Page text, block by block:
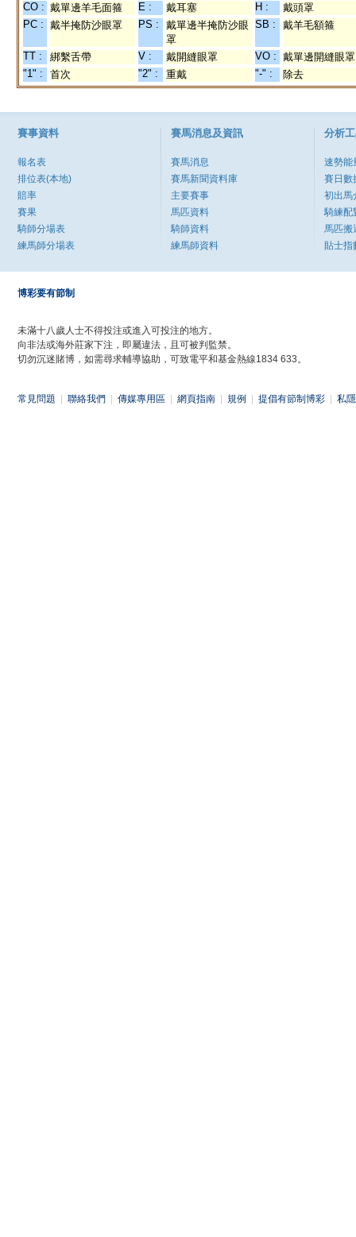
CO : 戴單邊羊毛面箍 E : 戴耳塞 H :
戴頭罩
PC : 戴半掩防沙眼罩 PS :
戴單邊半掩防沙眼
罩
SB : 戴羊毛額箍
TT : 綁繫舌帶 V : 戴開縫眼罩 VO : 戴單邊開縫眼罩
"1" :
首次 "2" : 重戴 "-" : 除去
賽事資料
報名表
排位表(本地)
賠率
賽果
騎師分場表
練馬師分場表
賽馬消息及資訊
賽馬消息
賽馬新聞資料庫
主要賽事
馬匹資料
騎師資料
練馬師資料
分析
速勢能
賽日數
初出馬
騎練配
馬匹搬
貼士指
博彩要有節制
未滿十八歲人士不得投注或進入可投注的地方。
向非法或海外莊家下注，即屬違法，且可被判監禁。
切勿沉迷賭博，如需尋求輔導協助，可致電平和基金熱線1834 633。
常見問題 聯絡我們 傳媒專用區 網頁指南 規例 提倡有節制博彩 私